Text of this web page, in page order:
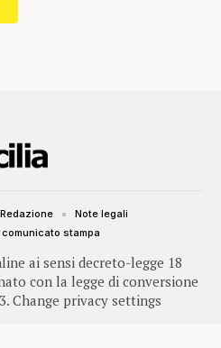
ai sensi decreto-legge 18
con la legge di conversione
Change privacy settings
Redazione
Note legali
stampa